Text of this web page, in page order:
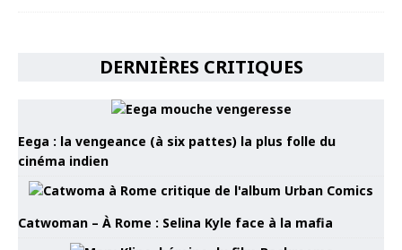
DERNIÈRES CRITIQUES
Eega : la vengeance (à six pattes) la plus folle du
cinéma indien
Catwoman – À Rome : Selina Kyle face à la mafia